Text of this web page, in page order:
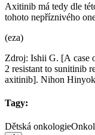
Axitinib má tedy dle
tohoto nepříznivého
(eza)
Zdroj: Ishii G. [A case
2 resistant to sunitinib
axitinib]. Nihon
Tagy:
Dětská onkologie